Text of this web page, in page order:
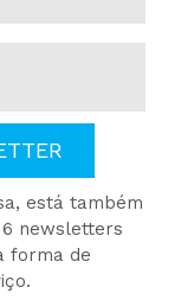
está também
newsletters
forma de